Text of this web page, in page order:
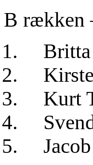
B rækken
Britta
Kirsten
Kurt
Svend
Jacob